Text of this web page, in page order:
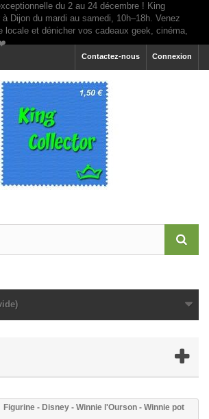
Connexion
Contactez-nous
Figurine - Disney - Winnie l'Ourson - Winnie pot